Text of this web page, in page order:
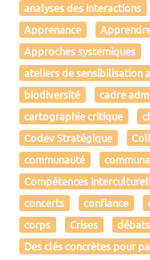
analyses des interactions
Apprenance
Approches systemiques
ateliers de sensibilisation
biodiversité
cadre
cartographie critique
Codev Stratégique
communauté
Compétences
concerts
confiance
corps
Crises
Des clés concrètes pour